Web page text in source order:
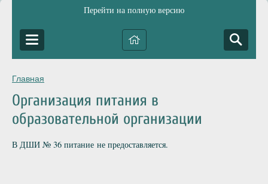
Перейти на полную версию
Главная
Организация питания в
образовательной организации
В ДШИ № 36 питание не предоставляется.